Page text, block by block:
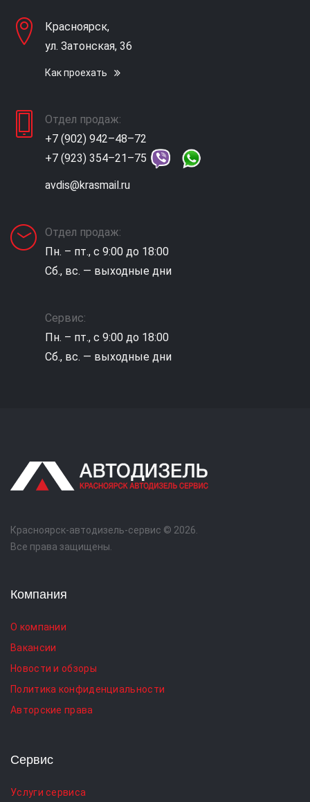
Красноярск,
ул. Затонская, 36
Как проехать
Отдел продаж:
+7 (902) 942–48–72
+7 (923) 354–21–75
avdis@krasmail.ru
Отдел продаж:
Пн. – пт., с 9:00 до 18:00
Сб., вс. — выходные дни
Сервис:
Пн. – пт., с 9:00 до 18:00
Сб., вс. — выходные дни
Красноярск-автодизель-сервис © 2026.
Все права защищены.
Компания
О компании
Вакансии
Новости и обзоры
Политика конфиденциальности
Авторские права
Сервис
Услуги сервиса